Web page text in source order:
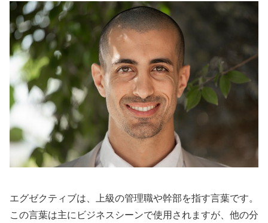
エグゼクティブは、上級の管理職や幹部を指す言葉です。
この言葉は主にビジネスシーンで使用されますが、他の分